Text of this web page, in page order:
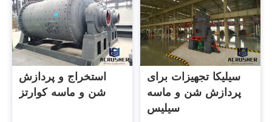
استخراج و پردازش
شن و ماسه کوارتز
سیلیکا تجهیزات برای
پردازش شن و ماسه
سیلیس